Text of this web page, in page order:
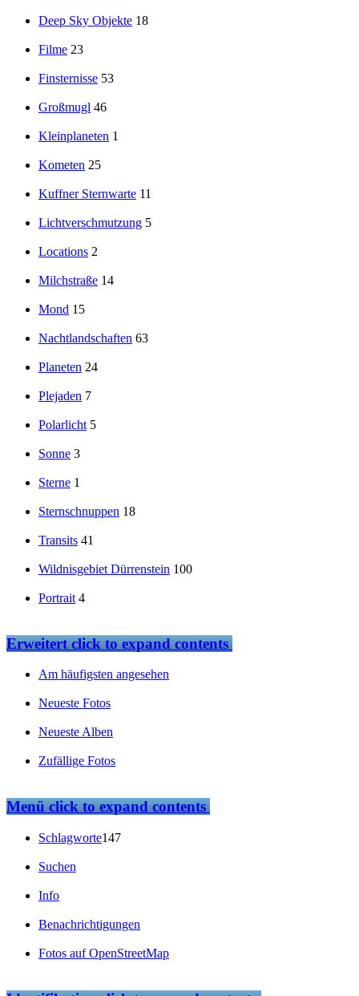
Deep Sky Objekte 18
Filme 23
Finsternisse 53
Großmugl 46
Kleinplaneten 1
Kometen 25
Kuffner Sternwarte 11
Lichtverschmutzung 5
Locations 2
Milchstraße 14
Mond 15
Nachtlandschaften 63
Planeten 24
Plejaden 7
Polarlicht 5
Sonne 3
Sterne 1
Sternschnuppen 18
Transits 41
Wildnisgebiet Dürrenstein 100
Portrait 4
Erweitertclick to expand contents
Am häufigsten angesehen
Neueste Fotos
Neueste Alben
Zufällige Fotos
Menüclick to expand contents
Schlagworte147
Suchen
Info
Benachrichtigungen
Fotos auf OpenStreetMap